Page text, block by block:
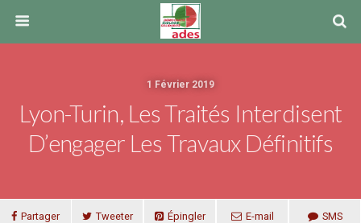
1 Février 2019
Lyon-Turin, Les Traités Interdisent
D’engager Les Travaux Définitifs
Partager Tweeter Épingler E-mail SMS